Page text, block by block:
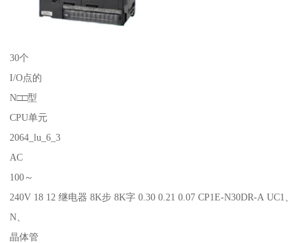
30个
I/O点的
N□□型
CPU单元
2064_lu_6_3
AC
100～
240V 18 12 继电器 8K步 8K字 0.30 0.21 0.07 CP1E-N30DR-A UC1、
N、
晶体管